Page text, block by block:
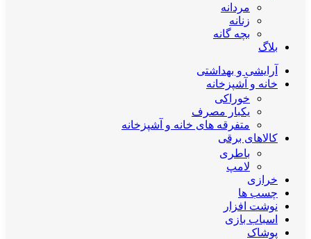
مردانه
زنانه
بچه گانه
بلاگ
آرایشی و بهداشتی
خانه و آشپزخانه
خوراکی
یکبار مصرف
متفرقه های خانه و آشپزخانه
کالاهای برقی
باطری
لامپ
خرازی
چسب ها
نوشت افزار
اسباب بازی
پوشاک